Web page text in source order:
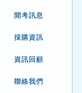
開考訊息
採購資訊
資訊回顧
聯絡我們